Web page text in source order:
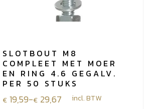
SLOTBOUT M8
COMPLEET MET MOER
EN RING 4.6 GEGALV.
PER 50 STUKS
€ 19,59-€ 29,67
Prijsklasse:
incl. BTW